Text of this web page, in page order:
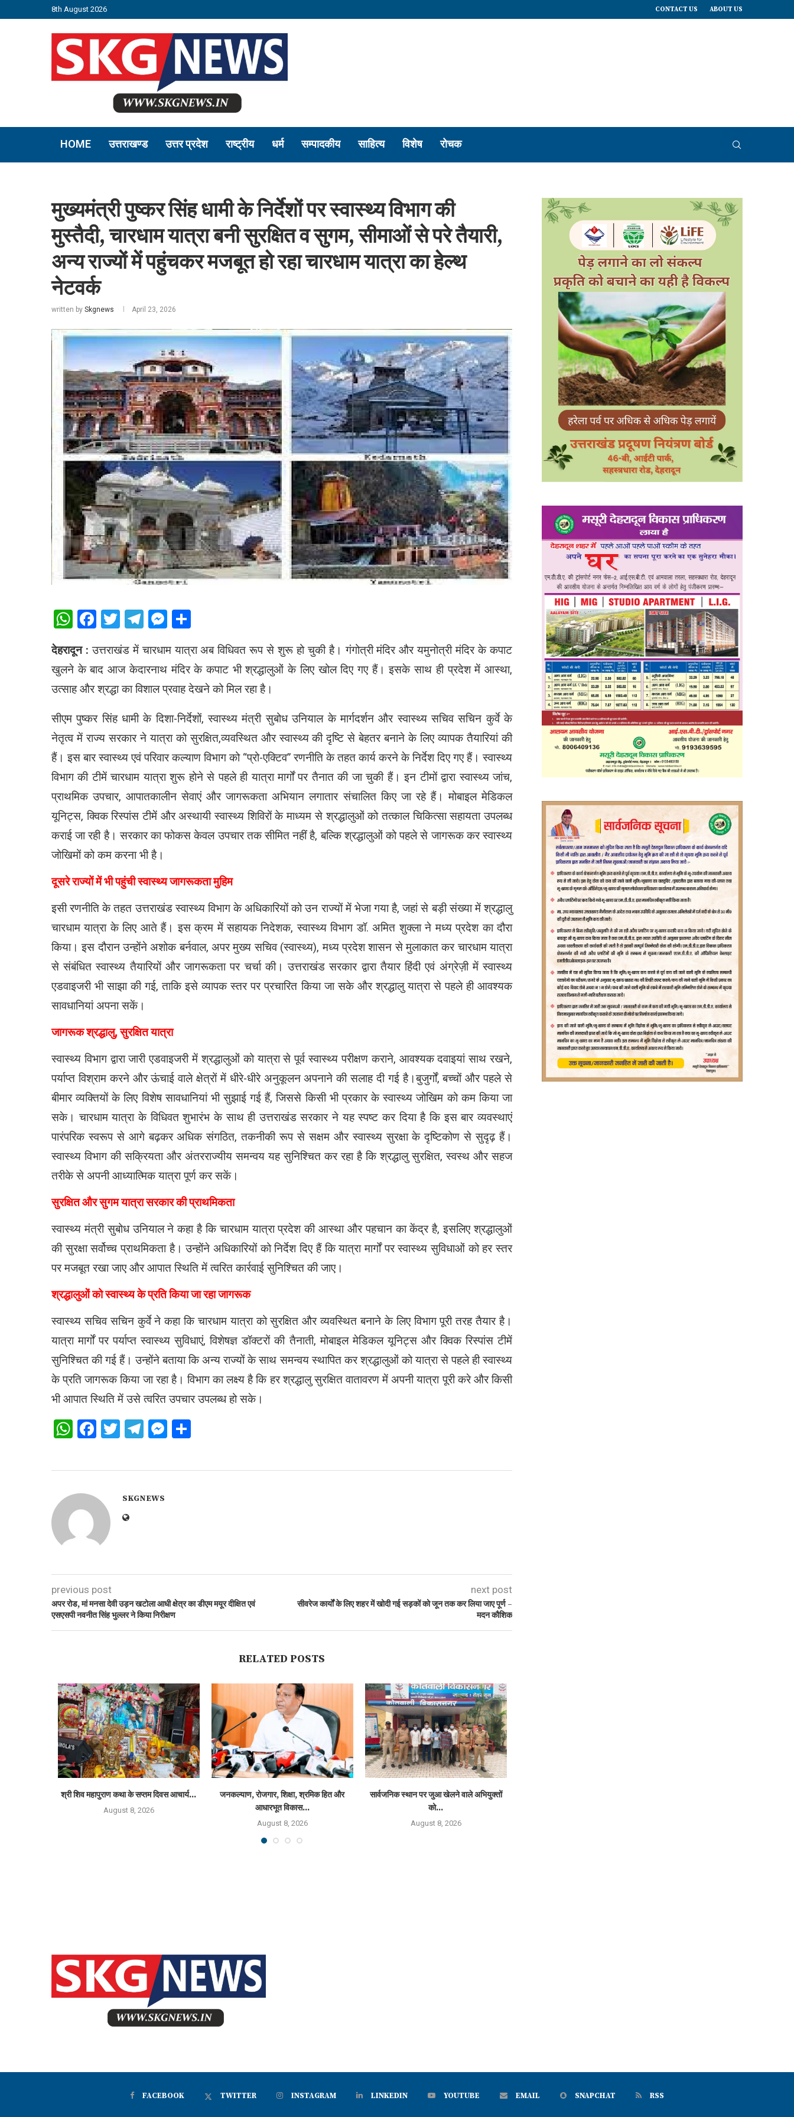
8th August 2026 CONTACT US ABOUT US
HOME उत्तराखण्ड उत्तर प्रदेश राष्ट्रीय धर्म सम्पादकीय साहित्य विशेष रोचक
मुख्यमंत्री पुष्कर सिंह धामी के निर्देशों पर स्वास्थ्य विभाग की
मुस्तैदी, चारधाम यात्रा बनी सुरक्षित व सुगम, सीमाओं से परे तैयारी,
अन्य राज्यों में पहुंचकर मजबूत हो रहा चारधाम यात्रा का हेल्थ
नेटवर्क
written by Skgnews April 23, 2026
WhatsApp
Facebook
Twitter
Telegram
Messenger
देहरादून : उत्तराखंड में चारधाम यात्रा अब विधिवत रूप से शुरू हो चुकी है। गंगोत्री मंदिर और यमुनोत्री मंदिर के कपाट
खुलने के बाद आज केदारनाथ मंदिर के कपाट भी श्रद्धालुओं के लिए खोल दिए गए हैं। इसके साथ ही प्रदेश में आस्था,
उत्साह और श्रद्धा का विशाल प्रवाह देखने को मिल रहा है।
सीएम पुष्कर सिंह धामी के दिशा-निर्देशों, स्वास्थ्य मंत्री सुबोध उनियाल के मार्गदर्शन और स्वास्थ्य सचिव सचिन कुर्वे के
नेतृत्व में राज्य सरकार ने यात्रा को सुरक्षित,व्यवस्थित और स्वास्थ्य की दृष्टि से बेहतर बनाने के लिए व्यापक तैयारियां की
हैं। इस बार स्वास्थ्य एवं परिवार कल्याण विभाग को “प्रो-एक्टिव” रणनीति के तहत कार्य करने के निर्देश दिए गए हैं। स्वास्थ्य
विभाग की टीमें चारधाम यात्रा शुरू होने से पहले ही यात्रा मार्गों पर तैनात की जा चुकी हैं। इन टीमों द्वारा स्वास्थ्य जांच,
प्राथमिक उपचार, आपातकालीन सेवाएं और जागरूकता अभियान लगातार संचालित किए जा रहे हैं। मोबाइल मेडिकल
यूनिट्स, क्विक रिस्पांस टीमें और अस्थायी स्वास्थ्य शिविरों के माध्यम से श्रद्धालुओं को तत्काल चिकित्सा सहायता उपलब्ध
कराई जा रही है। सरकार का फोकस केवल उपचार तक सीमित नहीं है, बल्कि श्रद्धालुओं को पहले से जागरूक कर स्वास्थ्य
जोखिमों को कम करना भी है।
दूसरे राज्यों में भी पहुंची स्वास्थ्य जागरूकता मुहिम
इसी रणनीति के तहत उत्तराखंड स्वास्थ्य विभाग के अधिकारियों को उन राज्यों में भेजा गया है, जहां से बड़ी संख्या में श्रद्धालु
चारधाम यात्रा के लिए आते हैं। इस क्रम में सहायक निदेशक, स्वास्थ्य विभाग डॉ. अमित शुक्ला ने मध्य प्रदेश का दौरा
किया। इस दौरान उन्होंने अशोक बर्नवाल, अपर मुख्य सचिव (स्वास्थ्य), मध्य प्रदेश शासन से मुलाकात कर चारधाम यात्रा
से संबंधित स्वास्थ्य तैयारियों और जागरूकता पर चर्चा की। उत्तराखंड सरकार द्वारा तैयार हिंदी एवं अंग्रेज़ी में स्वास्थ्य
एडवाइजरी भी साझा की गई, ताकि इसे व्यापक स्तर पर प्रचारित किया जा सके और श्रद्धालु यात्रा से पहले ही आवश्यक
सावधानियां अपना सकें।
जागरूक श्रद्धालु, सुरक्षित यात्रा
स्वास्थ्य विभाग द्वारा जारी एडवाइजरी में श्रद्धालुओं को यात्रा से पूर्व स्वास्थ्य परीक्षण कराने, आवश्यक दवाइयां साथ रखने,
पर्याप्त विश्राम करने और ऊंचाई वाले क्षेत्रों में धीरे-धीरे अनुकूलन अपनाने की सलाह दी गई है।बुजुर्गों, बच्चों और पहले से
बीमार व्यक्तियों के लिए विशेष सावधानियां भी सुझाई गई हैं, जिससे किसी भी प्रकार के स्वास्थ्य जोखिम को कम किया जा
सके। चारधाम यात्रा के विधिवत शुभारंभ के साथ ही उत्तराखंड सरकार ने यह स्पष्ट कर दिया है कि इस बार व्यवस्थाएं
पारंपरिक स्वरूप से आगे बढ़कर अधिक संगठित, तकनीकी रूप से सक्षम और स्वास्थ्य सुरक्षा के दृष्टिकोण से सुदृढ़ हैं।
स्वास्थ्य विभाग की सक्रियता और अंतरराज्यीय समन्वय यह सुनिश्चित कर रहा है कि श्रद्धालु सुरक्षित, स्वस्थ और सहज
तरीके से अपनी आध्यात्मिक यात्रा पूर्ण कर सकें।
सुरक्षित और सुगम यात्रा सरकार की प्राथमिकता
स्वास्थ्य मंत्री सुबोध उनियाल ने कहा है कि चारधाम यात्रा प्रदेश की आस्था और पहचान का केंद्र है, इसलिए श्रद्धालुओं
की सुरक्षा सर्वोच्च प्राथमिकता है। उन्होंने अधिकारियों को निर्देश दिए हैं कि यात्रा मार्गों पर स्वास्थ्य सुविधाओं को हर स्तर
पर मजबूत रखा जाए और आपात स्थिति में त्वरित कार्रवाई सुनिश्चित की जाए।
श्रद्धालुओं को स्वास्थ्य के प्रति किया जा रहा जागरूक
स्वास्थ्य सचिव सचिन कुर्वे ने कहा कि चारधाम यात्रा को सुरक्षित और व्यवस्थित बनाने के लिए विभाग पूरी तरह तैयार है।
यात्रा मार्गों पर पर्याप्त स्वास्थ्य सुविधाएं, विशेषज्ञ डॉक्टरों की तैनाती, मोबाइल मेडिकल यूनिट्स और क्विक रिस्पांस टीमें
सुनिश्चित की गई हैं। उन्होंने बताया कि अन्य राज्यों के साथ समन्वय स्थापित कर श्रद्धालुओं को यात्रा से पहले ही स्वास्थ्य
के प्रति जागरूक किया जा रहा है। विभाग का लक्ष्य है कि हर श्रद्धालु सुरक्षित वातावरण में अपनी यात्रा पूरी करे और किसी
भी आपात स्थिति में उसे त्वरित उपचार उपलब्ध हो सके।
WhatsApp
Facebook
Twitter
Telegram
Messenger
SKGNEWS
previous post
अपर रोड, मां मनसा देवी उड़न खटोला आधी क्षेत्र का डीएम मयूर दीक्षित एवं
एसएसपी नवनीत सिंह भुल्लर ने किया निरीक्षण
next post
सीवरेज कार्यों के लिए शहर में खोदी गई सड़कों को जून तक कर लिया जाए पूर्ण –
मदन कौशिक
RELATED POSTS
श्री शिव महापुराण कथा के सप्तम दिवस आचार्य...
August 8, 2026
जनकल्याण, रोजगार, शिक्षा, श्रमिक हित और
आधारभूत विकास...
August 8, 2026
सार्वजनिक स्थान पर जुआ खेलने वाले अभियुक्तों
को...
August 8, 2026
FACEBOOK TWITTER INSTAGRAM LINKEDIN YOUTUBE EMAIL SNAPCHAT RSS